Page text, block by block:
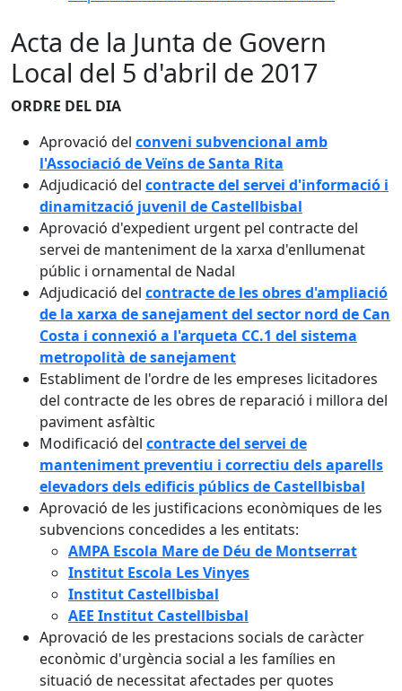
Acta de la Junta de Govern
Local del 5 d'abril de 2017
ORDRE DEL DIA
Aprovació del conveni subvencional amb
l'Associació de Veïns de Santa Rita
Adjudicació del contracte del servei d'informació i
dinamització juvenil de Castellbisbal
Aprovació d'expedient urgent pel contracte del
servei de manteniment de la xarxa d'enllumenat
públic i ornamental de Nadal
Adjudicació del contracte de les obres d'ampliació
de la xarxa de sanejament del sector nord de Can
Costa i connexió a l'arqueta CC.1 del sistema
metropolità de sanejament
Establiment de l'ordre de les empreses licitadores
del contracte de les obres de reparació i millora del
paviment asfàltic
Modificació del contracte del servei de
manteniment preventiu i correctiu dels aparells
elevadors dels edificis públics de Castellbisbal
Aprovació de les justificacions econòmiques de les
subvencions concedides a les entitats:
AMPA Escola Mare de Déu de Montserrat
Institut Escola Les Vinyes
Institut Castellbisbal
AEE Institut Castellbisbal
Aprovació de les prestacions socials de caràcter
econòmic d'urgència social a les famílies en
situació de necessitat afectades per quotes